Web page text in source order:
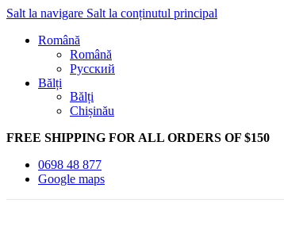
Salt la navigare Salt la conținutul principal
Română
Română
Русский
Bălți
Bălți
Chișinău
FREE SHIPPING FOR ALL ORDERS OF $150
0698 48 877
Google maps